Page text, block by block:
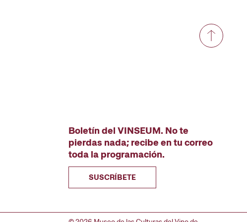
Boletín del VINSEUM. No te
pierdas nada; recibe en tu correo
toda la programación.
SUSCRÍBETE